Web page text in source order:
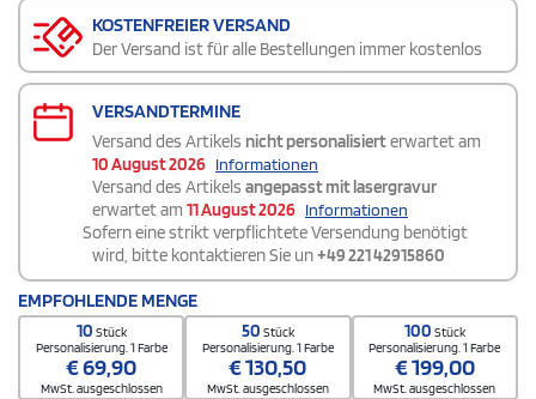
KOSTENFREIER VERSAND
Der Versand ist für alle Bestellungen immer kostenlos
VERSANDTERMINE
Versand des Artikels nicht personalisierterwartet am
10 August 2026 Informationen
Versand des Artikels angepasst mit lasergravur
erwartet am 11 August 2026 Informationen
Sofern eine strikt verpflichtete Versendung benötigt
wird, bitte kontaktieren Sie un+49 221 42915860
EMPFOHLENDE MENGE
10 Stück
Personalisierung. 1 Farbe
€69,90
MwSt. ausgeschlossen
50 Stück
Personalisierung. 1 Farbe
€130,50
MwSt. ausgeschlossen
100 Stück
Personalisierung. 1 Farbe
€199,00
MwSt. ausgeschlossen